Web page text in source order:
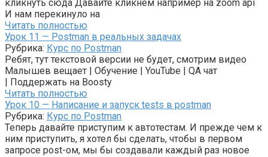
кликнуть сюда Давайте кликнем например на zoom api
И нам перекинуло на
Читать полностью
Урок 11 — Postman в реальных задачах
Рубрика: Курс по Postman
Ребят, тут текстовой версии не будет, смотрим видео
Малышев вещает | Обучение | YouTube | QA чат
| Поддержать на Boosty
Читать полностью
Урок 10 — Написание и запуск tests в postman
Рубрика: Курс по Postman
Теперь давайте приступим к автотестам. И прежде чем к
ним приступить, я хотел бы сделать, чтобы в первом
запросе post-ом, мы бы создавали каждый раз новое